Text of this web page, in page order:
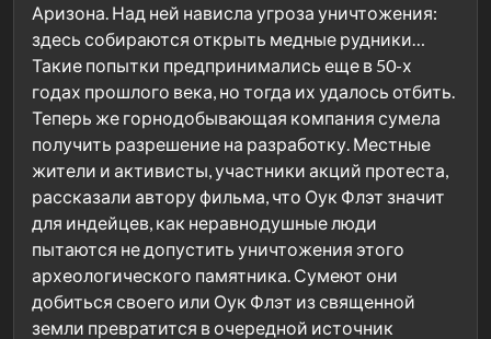
Аризона. Над ней нависла угроза уничтожения:
здесь собираются открыть медные рудники…
Такие попытки предпринимались еще в 50-х
годах прошлого века, но тогда их удалось отбить.
Теперь же горнодобывающая компания сумела
получить разрешение на разработку. Местные
жители и активисты, участники акций протеста,
рассказали автору фильма, что Оук Флэт значит
для индейцев, как неравнодушные люди
пытаются не допустить уничтожения этого
археологического памятника. Сумеют они
добиться своего или Оук Флэт из священной
земли превратится в очередной источник